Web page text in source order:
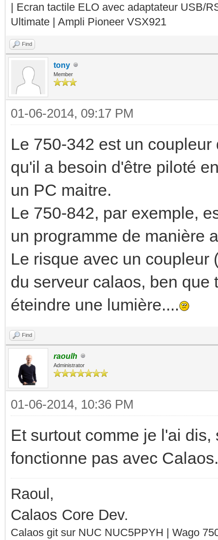
| Ecran tactile ELO avec adaptateur USB/
Ultimate | Ampli Pioneer VSX921
Find
tony
Member
01-06-2014, 09:17 PM
Le 750-342 est un
qu'il a besoin d'être piloté
un PC maitre.
Le 750-842, par exemple,
un programme de manière
Le risque avec un coupleur
du serveur calaos, ben
éteindre une lumière....
Find
raoulh
Administrator
01-06-2014, 10:36 PM
Et surtout comme je l'ai
fonctionne pas avec
Raoul,
Calaos Core Dev.
Calaos git sur NUC NUC5PPYH | Wago